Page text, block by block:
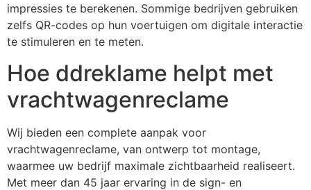
impressies te berekenen. Sommige bedrijven gebruiken
zelfs QR-codes op hun voertuigen om digitale interactie
te stimuleren en te meten.
Hoe ddreklame helpt met
vrachtwagenreclame
Wij bieden een complete aanpak voor
vrachtwagenreclame, van ontwerp tot montage,
waarmee uw bedrijf maximale zichtbaarheid realiseert.
Met meer dan 45 jaar ervaring in de sign- en